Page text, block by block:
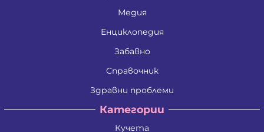
Медия
Енциклопедия
Забавно
Справочник
Здравни проблеми
Категории
Кучета